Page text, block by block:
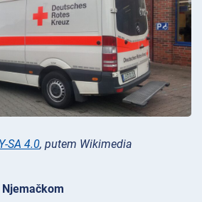
SA 4.0, putem Wikimedia